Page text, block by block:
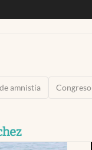
amnistía Congreso